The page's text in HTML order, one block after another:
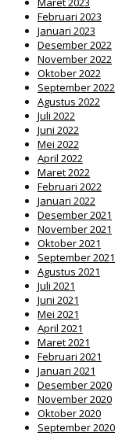
Februari 2023
Januari 2023
Desember 2022
November 2022
Oktober 2022
September 2022
Agustus 2022
Juli 2022
Juni 2022
Mei 2022
April 2022
Maret 2022
Februari 2022
Januari 2022
Desember 2021
November 2021
Oktober 2021
September 2021
Agustus 2021
Juli 2021
Juni 2021
Mei 2021
April 2021
Maret 2021
Februari 2021
Januari 2021
Desember 2020
November 2020
Oktober 2020
September 2020